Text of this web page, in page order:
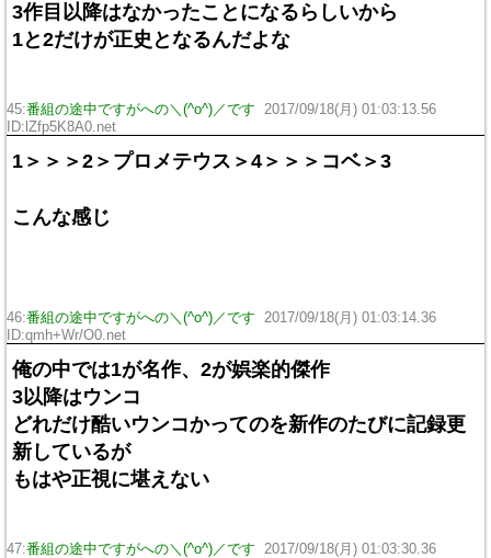
3作目以降はなかったことになるらしいから
1と2だけが正史となるんだよな
45:番組の途中ですがへの＼(^o^)／です
2017/09/18(月) 01:03:13.56
ID:lZfp5K8A0.net
1＞＞＞2＞プロメテウス＞4＞＞＞コベ＞3
こんな感じ
46:番組の途中ですがへの＼(^o^)／です
2017/09/18(月) 01:03:14.36
ID:qmh+Wr/O0.net
俺の中では1が名作、2が娯楽的傑作
3以降はウンコ
どれだけ酷いウンコかってのを新作のたびに記録更
新しているが
もはや正視に堪えない
47:番組の途中ですがへの＼(^o^)／です
2017/09/18(月) 01:03:30.36